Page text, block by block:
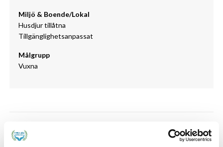
Målgrupp
Miljö & Boende/Lokal
Husdjur tillåtna
Tillgänglighetsanpassat
Målgrupp
Vuxna